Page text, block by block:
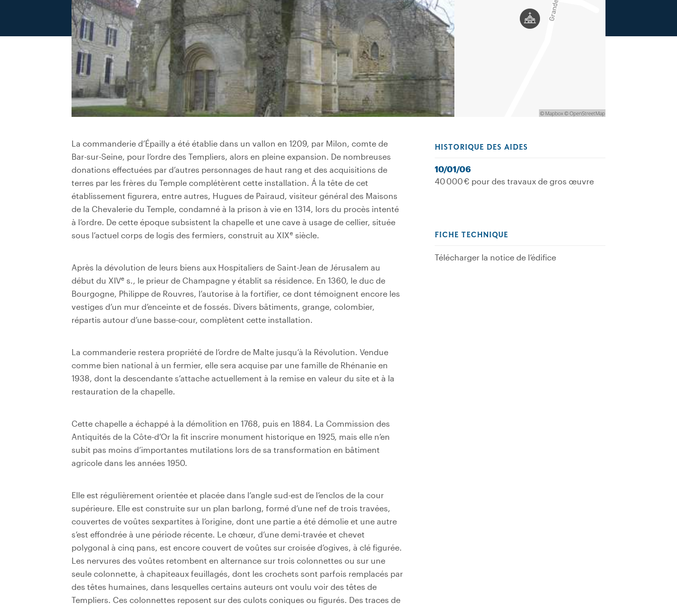
La commanderie d’Épailly a été établie dans un vallon en 1209, par Milon, comte de
Bar-sur-Seine, pour l’ordre des Templiers, alors en pleine expansion. De nombreuses
donations effectuées par d’autres personnages de haut rang et des acquisitions de
terres par les frères du Temple complétèrent cette installation. Á la tête de cet
établissement figurera, entre autres, Hugues de Pairaud, visiteur général des Maisons
de la Chevalerie du Temple, condamné à la prison à vie en 1314, lors du procès intenté
à l’ordre. De cette époque subsistent la chapelle et une cave à usage de cellier, située
sous l’actuel corps de logis des fermiers, construit au XIXe siècle.
Après la dévolution de leurs biens aux Hospitaliers de Saint-Jean de Jérusalem au
début du XIVe s., le prieur de Champagne y établit sa résidence. En 1360, le duc de
Bourgogne, Philippe de Rouvres, l’autorise à la fortifier, ce dont témoignent encore les
vestiges d’un mur d’enceinte et de fossés. Divers bâtiments, grange, colombier,
répartis autour d’une basse-cour, complètent cette installation.
La commanderie restera propriété de l’ordre de Malte jusqu’à la Révolution. Vendue
comme bien national à un fermier, elle sera acquise par une famille de Rhénanie en
1938, dont la descendante s’attache actuellement à la remise en valeur du site et à la
restauration de la chapelle.
Cette chapelle a échappé à la démolition en 1768, puis en 1884. La Commission des
Antiquités de la Côte-d’Or la fit inscrire monument historique en 1925, mais elle n’en
subit pas moins d’importantes mutilations lors de sa transformation en bâtiment
agricole dans les années 1950.
Elle est régulièrement orientée et placée dans l’angle sud-est de l’enclos de la cour
supérieure. Elle est construite sur un plan barlong, formé d’une nef de trois travées,
couvertes de voûtes sexpartites à l’origine, dont une partie a été démolie et une autre
s’est effondrée à une période récente. Le chœur, d’une demi-travée et chevet
polygonal à cinq pans, est encore couvert de voûtes sur croisée d’ogives, à clé figurée.
Les nervures des voûtes retombent en alternance sur trois colonnettes ou sur une
seule colonnette, à chapiteaux feuillagés, dont les crochets sont parfois remplacés par
des têtes humaines, dans lesquelles certains auteurs ont voulu voir des têtes de
Templiers. Ces colonnettes reposent sur des culots coniques ou figurés. Des traces de
HISTORIQUE DES AIDES
10/01/06
40 000 € pour des travaux de gros œuvre
FICHE TECHNIQUE
Télécharger la notice de l’édifice